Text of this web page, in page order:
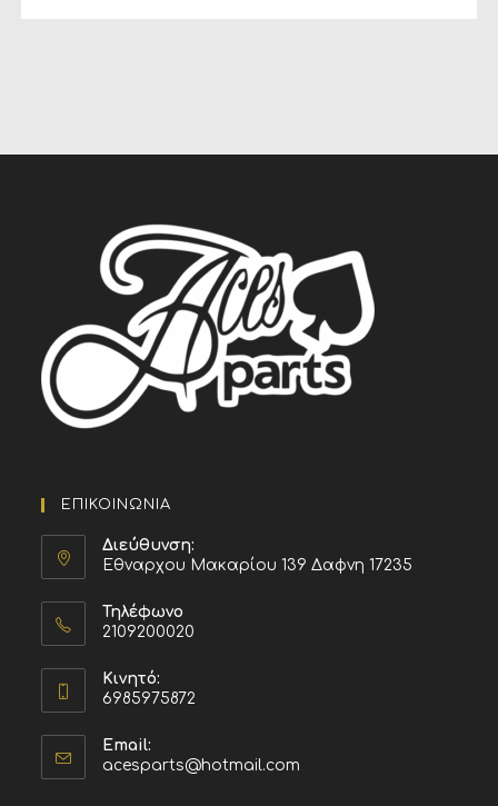
ΕΠΙΚΟΙΝΩΝΙΑ
Διεύθυνση:
Εθναρχου Μακαρίου 139 Δαφνη 17235
Τηλέφωνο
2109200020
Κινητό:
6985975872
Email:
acesparts@hotmail.com